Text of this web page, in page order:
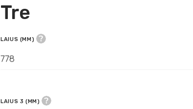
Tre
LAIUS (MM)
778
LAIUS 3 (MM)